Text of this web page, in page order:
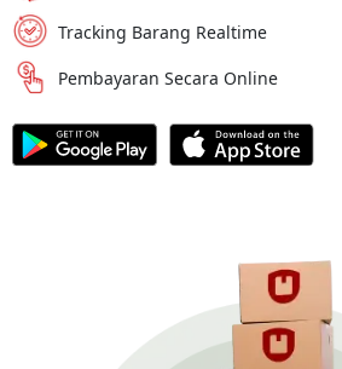
Tracking Barang Realtime
Pembayaran Secara Online